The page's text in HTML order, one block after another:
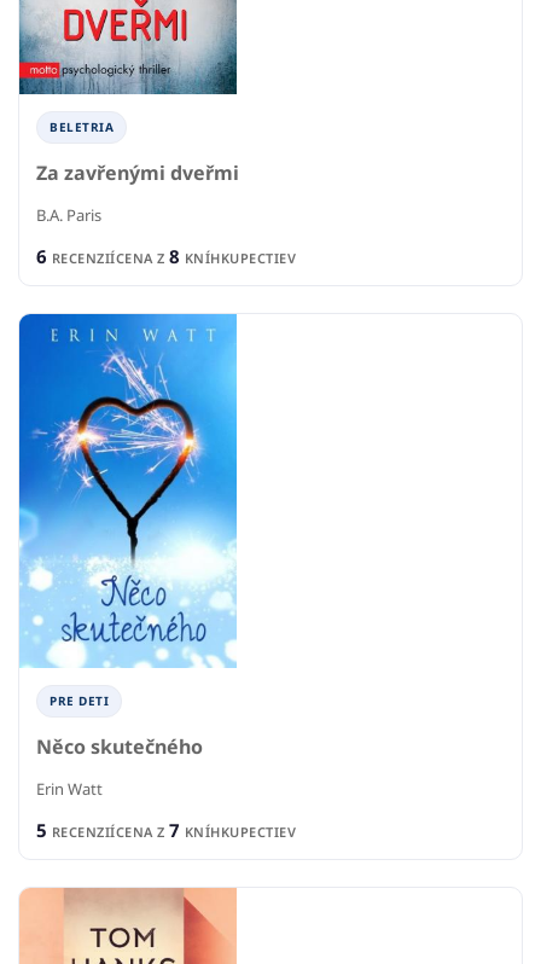
BELETRIA
Za zavřenými dveřmi
B.A. Paris
6 RECENZIÍCENA Z 8 KNÍHKUPECTIEV
PRE DETI
Něco skutečného
Erin Watt
5 RECENZIÍCENA Z 7 KNÍHKUPECTIEV